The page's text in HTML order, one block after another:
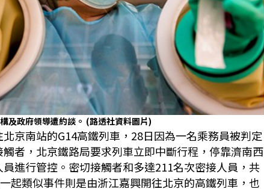
及政府領導遭約談。 (路透社資料圖片)
京南站的G14高鐵列車，28日因為一名乘務員被判定
者，北京鐵路局要求列車立即中斷行程，停靠濟南西
進行管控。密切接觸者和多達211名次密接人員，共
起類似事件則是由浙江嘉興開往北京的高鐵列車，也